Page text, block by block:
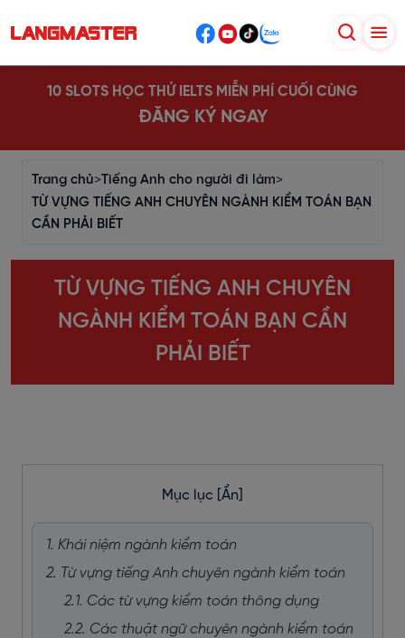
10 SLOTS HỌC THỬ IELTS MIỄN PHÍ CUỐI CÙNG
ĐĂNG KÝ NGAY
Trang chủ>Tiếng Anh cho người đi làm>
TỪ VỰNG TIẾNG ANH CHUYÊN NGÀNH KIỂM TOÁN BẠN
CẦN PHẢI BIẾT
TỪ VỰNG TIẾNG ANH CHUYÊN
NGÀNH KIỂM TOÁN BẠN CẦN
PHẢI BIẾT
Mục lục [Ẩn]
1. Khái niệm ngành kiểm toán
2. Từ vựng tiếng Anh chuyên ngành kiểm toán
2.1. Các từ vựng kiểm toán thông dụng
2.2. Các thuật ngữ chuyên ngành kiểm toán